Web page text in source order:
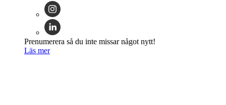
Prenumerera så du inte missar något nytt!
Läs mer